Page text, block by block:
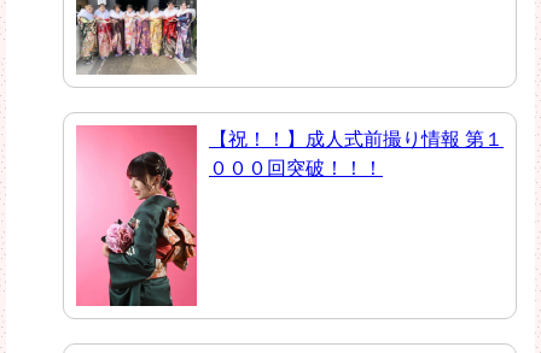
【祝！！】成人式前撮り情報 第１
０００回突破！！！